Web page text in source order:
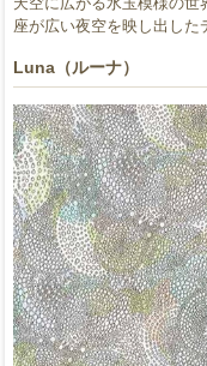
座が広い夜空を映し出した
Luna（ルーナ）